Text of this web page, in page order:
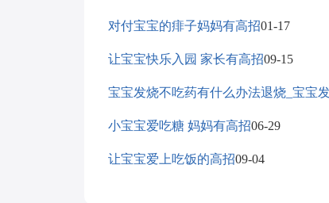
对付宝宝的痱子妈妈有高招01-17
让宝宝快乐入园 家长有高招09-15
宝宝发烧不吃药有什么办法退烧_宝宝
小宝宝爱吃糖 妈妈有高招06-29
让宝宝爱上吃饭的高招09-04